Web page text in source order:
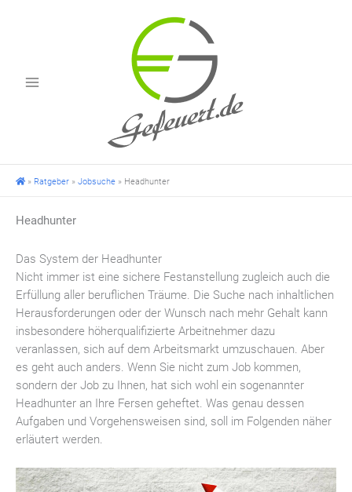
» Ratgeber » Jobsuche » Headhunter
Headhunter
Das System der Headhunter
Nicht immer ist eine sichere Festanstellung zugleich auch die
Erfüllung aller beruflichen Träume. Die Suche nach inhaltlichen
Herausforderungen oder der Wunsch nach mehr Gehalt kann
insbesondere höherqualifizierte Arbeitnehmer dazu
veranlassen, sich auf dem Arbeitsmarkt umzuschauen. Aber
es geht auch anders. Wenn Sie nicht zum Job kommen,
sondern der Job zu Ihnen, hat sich wohl ein sogenannter
Headhunter an Ihre Fersen geheftet. Was genau dessen
Aufgaben und Vorgehensweisen sind, soll im Folgenden näher
erläutert werden.